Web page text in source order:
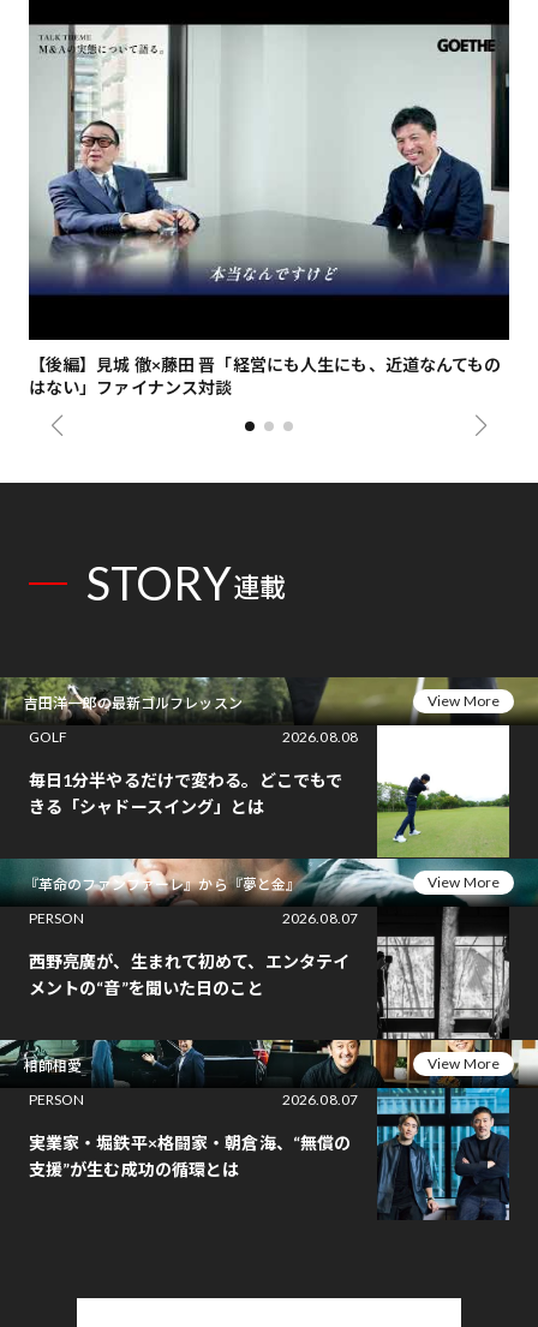
【後編】見城 徹×藤田 晋「経営にも人生にも、近道なんてもの
はない」ファイナンス対談
STORY連載
吉田洋一郎の最新ゴルフレッスン
View More
GOLF
2026.08.08
毎日1分半やるだけで変わる。どこでもで
きる「シャドースイング」とは
『革命のファンファーレ』から『夢と金』
View More
PERSON
2026.08.07
西野亮廣が、生まれて初めて、エンタテイ
メントの“音”を聞いた日のこと
相師相愛
View More
PERSON
2026.08.07
実業家・堀鉄平×格闘家・朝倉海、“無償の
支援”が生む成功の循環とは